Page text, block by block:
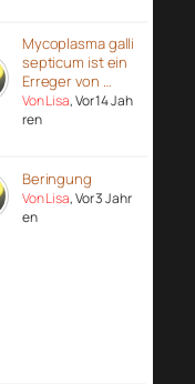
Mycoplasma galli
septicum ist ein
Erreger von …
Von Lisa, Vor 14 Jah
ren
Beringung
Von Lisa, Vor 3 Jahr
en